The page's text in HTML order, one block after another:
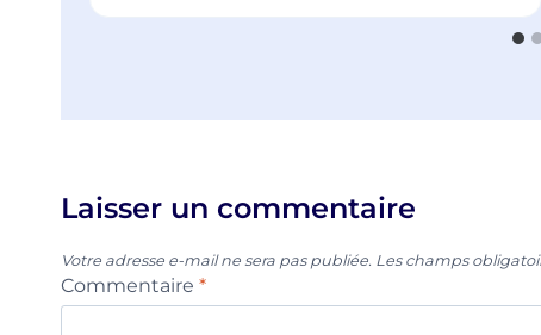
Laisser un commentaire
Votre adresse e-mail ne sera pas publiée. Les champs
Commentaire *